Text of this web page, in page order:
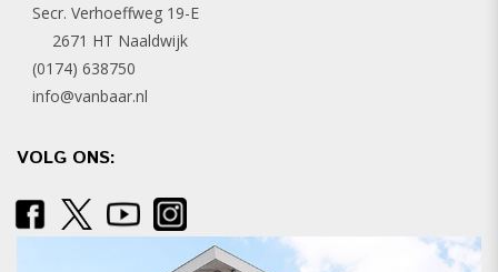
Secr. Verhoeffweg 19-E
2671 HT Naaldwijk
(0174) 638750
info@vanbaar.nl
VOLG ONS: